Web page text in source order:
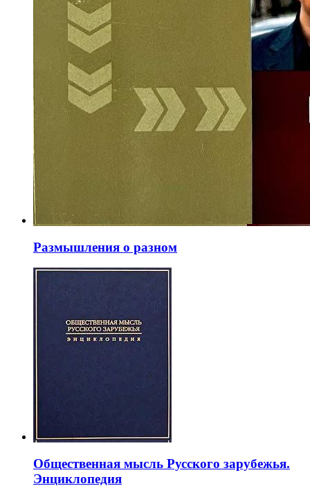
Размышления о разном
Общественная мысль Русского зарубежья.
Энциклопедия